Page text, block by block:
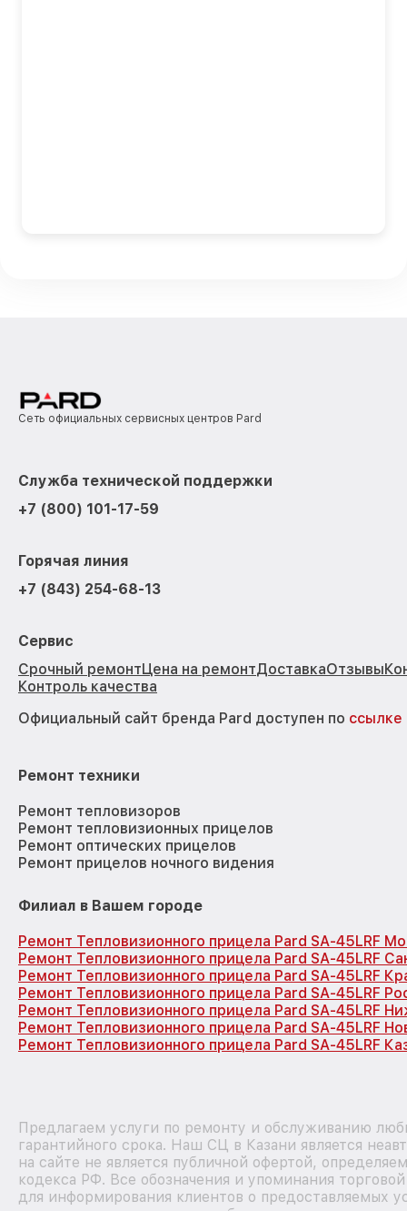
Сеть официальных сервисных центров Pard
Служба технической поддержки
+7 (800) 101-17-59
Горячая линия
+7 (843) 254-68-13
Сервис
Срочный ремонтЦена на ремонтДоставкаОтзывы
Контроль качества
Официальный сайт бренда Pard доступен по ссылке
Ремонт техники
Ремонт тепловизоров
Ремонт тепловизионных прицелов
Ремонт оптических прицелов
Ремонт прицелов ночного видения
Филиал в Вашем городе
Ремонт Тепловизионного прицела Pard SA-45LRF
Ремонт Тепловизионного прицела Pard SA-45LRF
Ремонт Тепловизионного прицела Pard SA-45LRF
Ремонт Тепловизионного прицела Pard SA-45LRF
Ремонт Тепловизионного прицела Pard SA-45LRF
Ремонт Тепловизионного прицела Pard SA-45LRF
Ремонт Тепловизионного прицела Pard SA-45LRF
Предлагаем услуги по ремонту и обслуживанию
гарантийного срока. Наш СЦ в Казани является
на сайте не является публичной офертой,
кодекса РФ. Все обозначения и упоминания
для информирования клиентов о предоставляемых